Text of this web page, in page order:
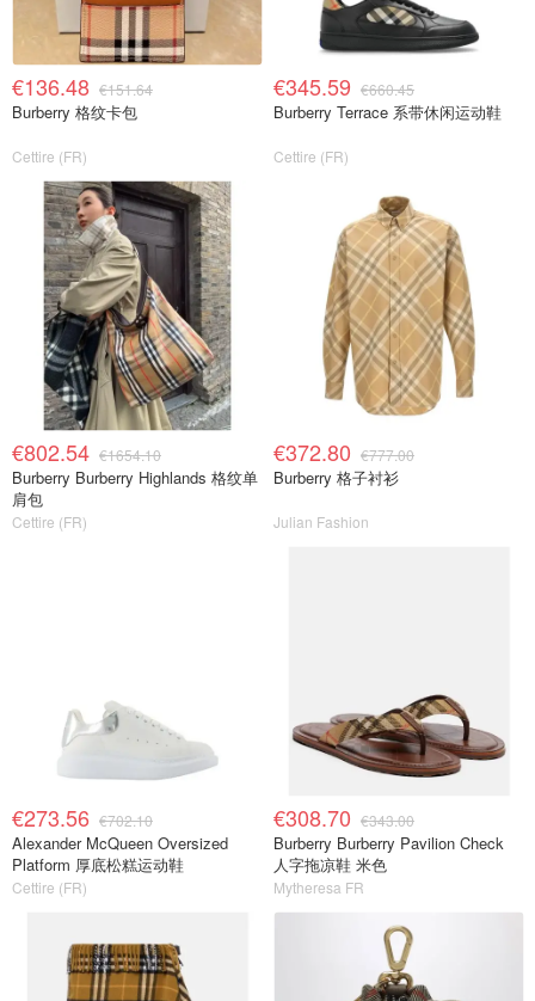
€136.48 €151.64
Burberry 格纹卡包
Cettire (FR)
€345.59 €660.45
Burberry Terrace 系带休闲运动鞋
Cettire (FR)
€802.54 €1654.10
Burberry Burberry Highlands 格纹单
肩包
Cettire (FR)
€372.80 €777.00
Burberry 格子衬衫
Julian Fashion
€273.56 €702.10
Alexander McQueen Oversized
Platform 厚底松糕运动鞋
Cettire (FR)
€308.70 €343.00
Burberry Burberry Pavilion Check
人字拖凉鞋 米色
Mytheresa FR